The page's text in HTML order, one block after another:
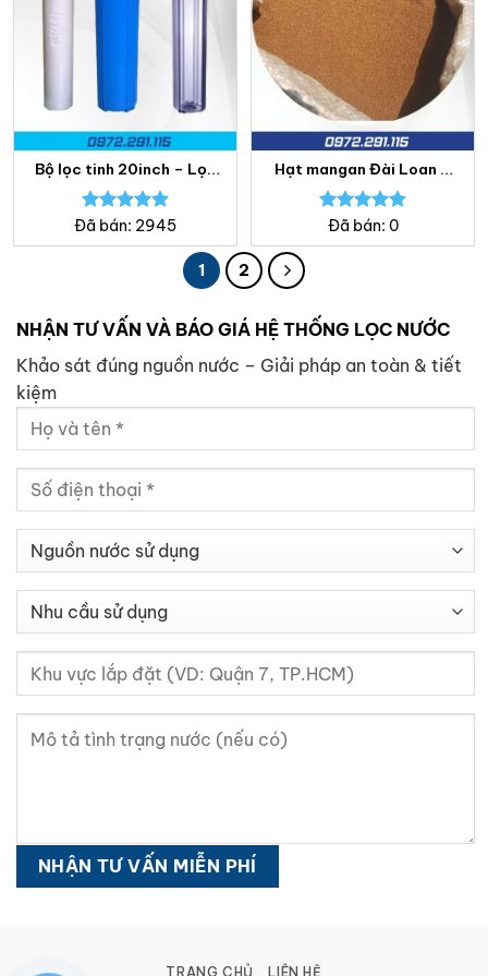
Bộ lọc tinh 20inch – Lọc
nước Bách Khoa
Được xếp
hạng5.00
Đã bán: 2945
Hạt mangan Đài Loan –
Lọc nước Bách Khoa
Được xếp
hạng5.00
Đã bán: 0
1 2
NHẬN TƯ VẤN VÀ BÁO GIÁ HỆ THỐNG LỌC NƯỚC
Khảo sát đúng nguồn nước – Giải pháp an toàn & tiết
kiệm
TRANG CHỦ LIÊN HỆ